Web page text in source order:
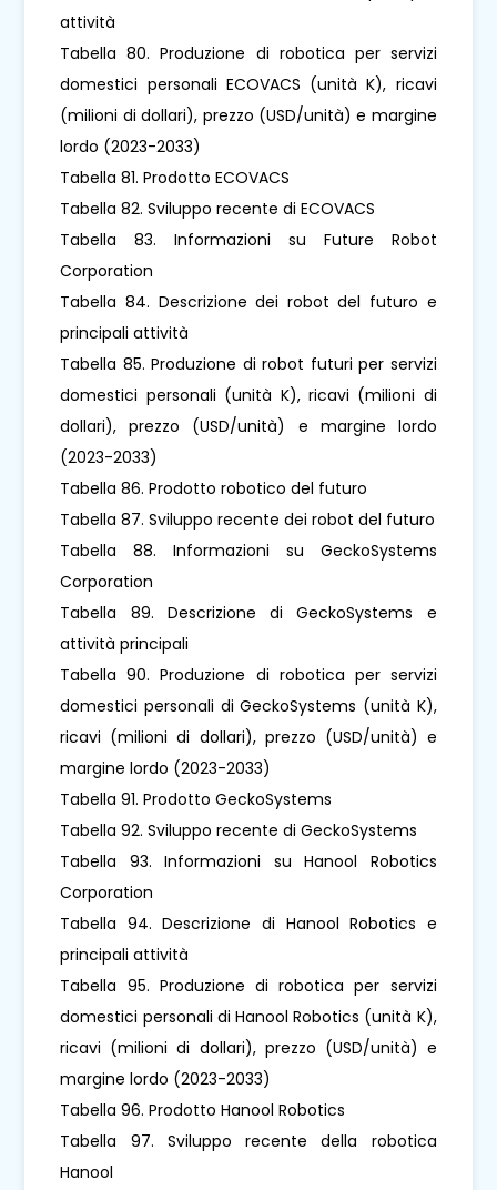
attività
Tabella 80. Produzione di robotica per servizi
domestici personali ECOVACS (unità K), ricavi
(milioni di dollari), prezzo (USD/unità) e margine
lordo (2023-2033)
Tabella 81. Prodotto ECOVACS
Tabella 82. Sviluppo recente di ECOVACS
Tabella 83. Informazioni su Future Robot
Corporation
Tabella 84. Descrizione dei robot del futuro e
principali attività
Tabella 85. Produzione di robot futuri per servizi
domestici personali (unità K), ricavi (milioni di
dollari), prezzo (USD/unità) e margine lordo
(2023-2033)
Tabella 86. Prodotto robotico del futuro
Tabella 87. Sviluppo recente dei robot del futuro
Tabella 88. Informazioni su GeckoSystems
Corporation
Tabella 89. Descrizione di GeckoSystems e
attività principali
Tabella 90. Produzione di robotica per servizi
domestici personali di GeckoSystems (unità K),
ricavi (milioni di dollari), prezzo (USD/unità) e
margine lordo (2023-2033)
Tabella 91. Prodotto GeckoSystems
Tabella 92. Sviluppo recente di GeckoSystems
Tabella 93. Informazioni su Hanool Robotics
Corporation
Tabella 94. Descrizione di Hanool Robotics e
principali attività
Tabella 95. Produzione di robotica per servizi
domestici personali di Hanool Robotics (unità K),
ricavi (milioni di dollari), prezzo (USD/unità) e
margine lordo (2023-2033)
Tabella 96. Prodotto Hanool Robotics
Tabella 97. Sviluppo recente della robotica
Hanool